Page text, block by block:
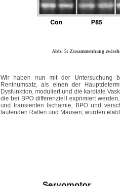
Abb. 5: Zusammenhang
Wir haben nun mit der Untersuchung
Reninumsatz, als einen der
Dysfunktion, moduliert und die kardiale
die bei BPO differenziell exprimiert
und transienten Ischämie, BPO und
laufenden Ratten und Mäusen, wurden